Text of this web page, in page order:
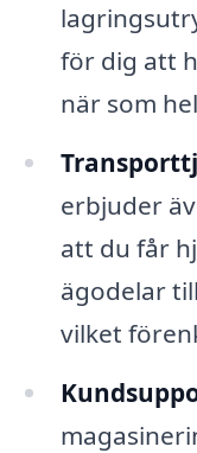
för dig att
när som
erbjuder
att du får
ägodelar
vilket